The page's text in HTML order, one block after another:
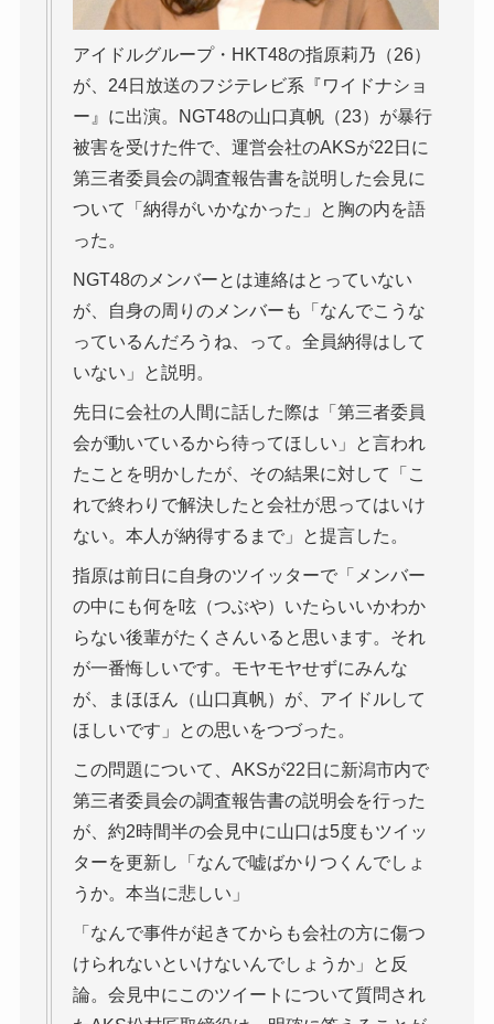
アイドルグループ・HKT48の指原莉乃（26）
が、24日放送のフジテレビ系『ワイドナショ
ー』に出演。NGT48の山口真帆（23）が暴行
被害を受けた件で、運営会社のAKSが22日に
第三者委員会の調査報告書を説明した会見に
ついて「納得がいかなかった」と胸の内を語
った。
NGT48のメンバーとは連絡はとっていない
が、自身の周りのメンバーも「なんでこうな
っているんだろうね、って。全員納得はして
いない」と説明。
先日に会社の人間に話した際は「第三者委員
会が動いているから待ってほしい」と言われ
たことを明かしたが、その結果に対して「こ
れで終わりで解決したと会社が思ってはいけ
ない。本人が納得するまで」と提言した。
指原は前日に自身のツイッターで「メンバー
の中にも何を呟（つぶや）いたらいいかわか
らない後輩がたくさんいると思います。それ
が一番悔しいです。モヤモヤせずにみんな
が、まほほん（山口真帆）が、アイドルして
ほしいです」との思いをつづった。
この問題について、AKSが22日に新潟市内で
第三者委員会の調査報告書の説明会を行った
が、約2時間半の会見中に山口は5度もツイッ
ターを更新し「なんで嘘ばかりつくんでしょ
うか。本当に悲しい」
「なんで事件が起きてからも会社の方に傷つ
けられないといけないんでしょうか」と反
論。会見中にこのツイートについて質問され